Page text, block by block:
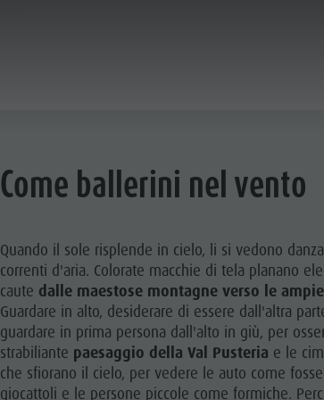
Attività
Escursioni
Il Plan de Corones
Bici
Arrampicare
Altre attività estive
Come ballerini nel vento
Quando il sole risplende in cielo, li si vedono
correnti d'aria. Colorate macchie di tela planano
caute dalle maestose montagne verso le
Guardare in alto, desiderare di essere dall'altra
guardare in prima persona dall'alto in giù, per
strabiliante paesaggio della Val Pusteria e le
che sfiorano il cielo, per vedere le auto come
giocattoli e le persone piccole come formiche.